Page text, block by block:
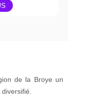
de la Broye un